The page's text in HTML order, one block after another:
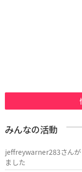
みんなの活動
jeffreywarner283さん
ました